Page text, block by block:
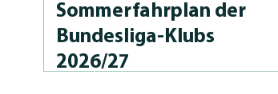
Som­merfahrplan der
Bun­des­li­ga-Klubs
2026/27